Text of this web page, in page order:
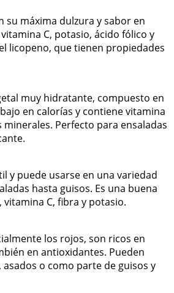
su máxima dulzura y sabor en
C, potasio, ácido fólico y
licopeno, que tienen propiedades
muy hidratante, compuesto en
en calorías y contiene vitamina
minerales. Perfecto para ensaladas
y puede usarse en una variedad
hasta guisos. Es una buena
C, fibra y potasio.
los rojos, son ricos en
en antioxidantes. Pueden
asados o como parte de guisos y